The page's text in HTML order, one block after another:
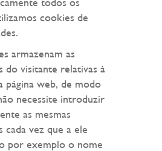
todos os
cookies de
armazenam as
do visitante relativas à
página web, de modo
necessite introduzir
as mesmas
cada vez que a ele
por exemplo o nome